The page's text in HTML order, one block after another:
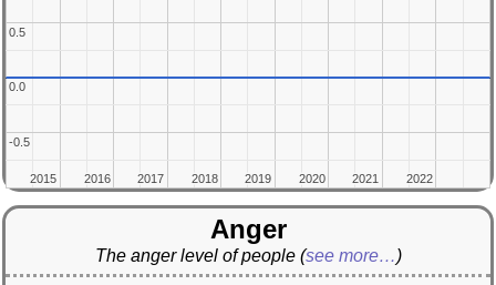
2015
2015 2016
2016 2017
2017 2018
2018 2019
2019 2020
2020 2021
2021 2022
2022
-0.5
-0.5
0.0
0.0
0.5
0.5
Anger
The anger level of people (see more…)